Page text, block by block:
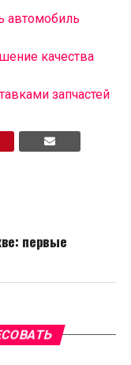
автомобиль
качества
запчастей
первые